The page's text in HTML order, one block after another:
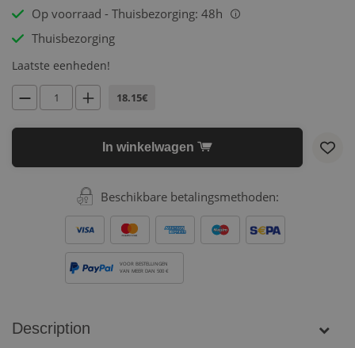
Op voorraad - Thuisbezorging: 48h
i
Thuisbezorging
Laatste eenheden!
18.15€
In winkelwagen
Beschikbare betalingsmethoden:
VOOR BESTELLINGEN
VAN MEER DAN 500 €
Description